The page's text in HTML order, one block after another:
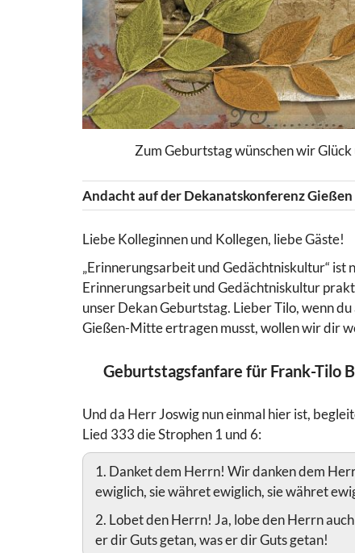
Zum Geburtstag wünschen wir
Andacht auf der Dekanatskonferenz
Liebe Kolleginnen und Kollegen, liebe Gäste!
„Erinnerungsarbeit und Gedächtniskultur“
Erinnerungsarbeit und Gedächtniskultur
unser Dekan Geburtstag. Lieber Tilo, wenn
Gießen-Mitte ertragen musst, wollen wir dir
Geburtstagsfanfare für Frank-Tilo
Und da Herr Joswig nun einmal hier ist,
Lied 333 die Strophen 1 und 6:
1. Danket dem Herrn! Wir danken dem
ewiglich, sie währet ewiglich, sie währet
2. Lobet den Herrn! Ja, lobe den Herrn
er dir Guts getan, was er dir Guts getan!